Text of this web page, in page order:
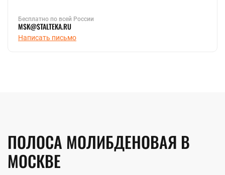
Бесплатно по всей России
MSK@STALTEKA.RU
Написать письмо
ПОЛОСА МОЛИБДЕНОВАЯ В
МОСКВЕ